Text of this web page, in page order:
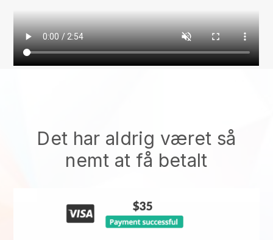
Det har aldrig været så
nemt at få betalt